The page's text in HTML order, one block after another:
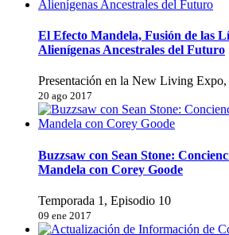
El Efecto Mandela, Fusión de las
Alienígenas Ancestrales del Futuro
Presentación en la New Living
20 ago 2017
Buzzsaw con Sean Stone:
Mandela con Corey Goode
Temporada 1, Episodio 10
09 ene 2017